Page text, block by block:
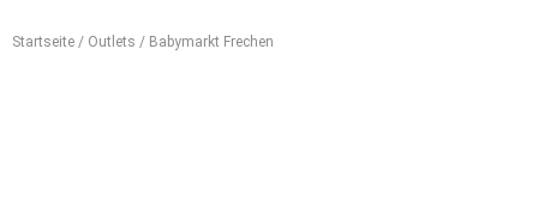
Startseite / Outlets / Babymarkt Frechen